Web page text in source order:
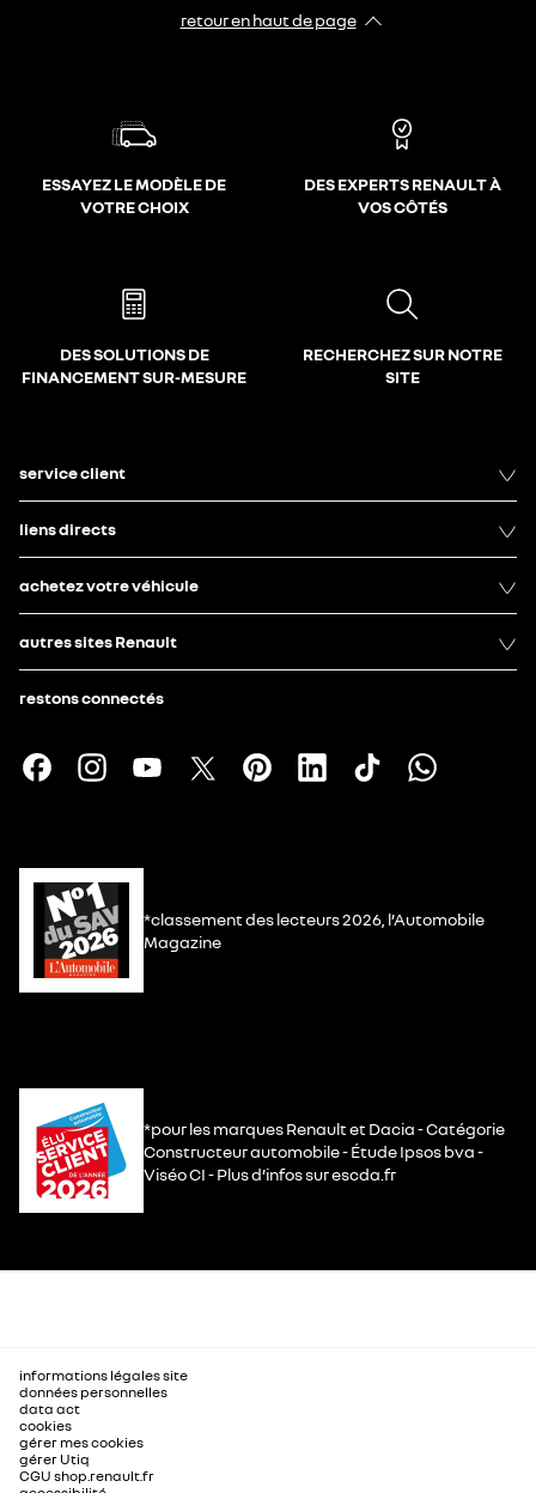
retour en haut de page​
ESSAYEZ LE MODÈLE DE
VOTRE CHOIX
DES EXPERTS RENAULT À
VOS CÔTÉS
DES SOLUTIONS DE
FINANCEMENT SUR-MESURE
RECHERCHEZ SUR NOTRE
SITE
service client
liens directs
achetez votre véhicule
autres sites Renault
restons connectés
*classement des lecteurs 2026, l’Automobile
Magazine
*pour les marques Renault et Dacia - Catégorie
Constructeur automobile - Étude Ipsos bva -
Viséo CI - Plus d’infos sur escda.fr
informations légales site
données personnelles
data act
cookies
gérer mes cookies
gérer Utiq
CGU shop.renault.fr